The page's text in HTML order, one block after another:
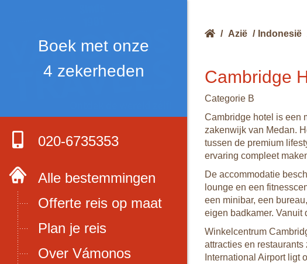
Boek met onze
4 zekerheden
020-6735353
Alle bestemmingen
Offerte reis op maat
Plan je reis
Over Vámonos
/ Azië / Indonesië
Cambridge
Categorie B
Cambridge hotel is een
zakenwijk van Medan.
tussen de premium
ervaring compleet
De accommodatie
lounge en een
een minibar, een
eigen badkamer. Vanuit
Winkelcentrum
attracties en
International Airport ligt